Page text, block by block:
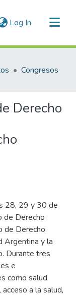
Log In (current)
Congresos
Derecho
28, 29 y 30 de
de Derecho
de Derecho
Argentina y la
Durante tres
e
como salud
a la salud,